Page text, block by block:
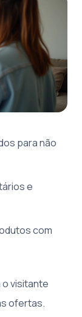
para não
e
com
o visitante
ofertas.